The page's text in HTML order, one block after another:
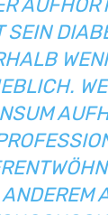
SEIN